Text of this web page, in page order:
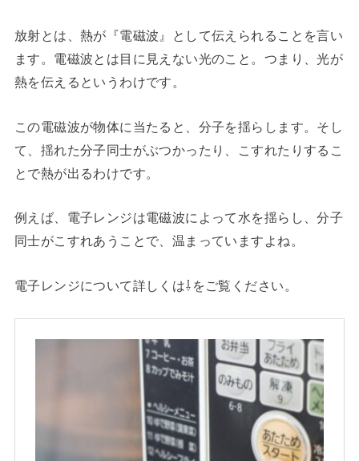
放射とは、熱が『電磁波』として伝えられることを言い
ます。電磁波とは目に見えない光のこと。つまり、光が
熱を伝えるというわけです。
この電磁波が物体に当たると、分子を揺らします。そし
て、揺れた分子同士がぶつかったり、こすれたりするこ
とで熱が出るわけです。
例えば、電子レンジは電磁波によって水を揺らし、分子
同士がこすれあうことで、温まっていますよね。
電子レンジについて詳しくは⇩をご覧ください。